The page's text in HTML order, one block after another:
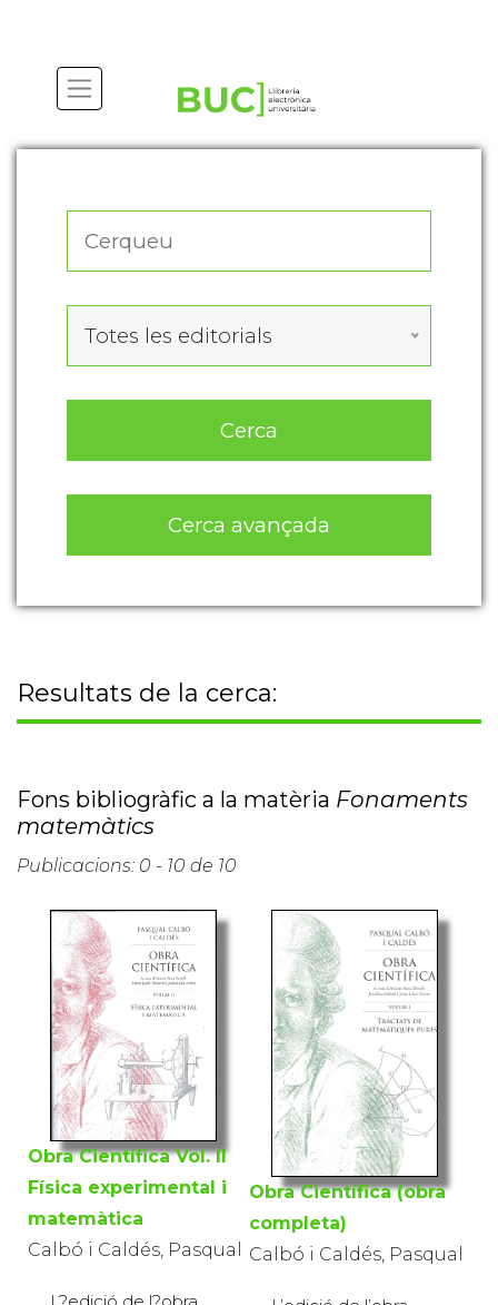
Totes les editorials
Cerca
Cerca avançada
Resultats de la cerca:
Fons bibliogràfic a la matèria Fonaments
matemàtics
Publicacions: 0 - 10 de 10
Obra Científica Vol. II
Física experimental i
matemàtica
Calbó i Caldés, Pasqual
Obra Científica (obra
completa)
Calbó i Caldés, Pasqual